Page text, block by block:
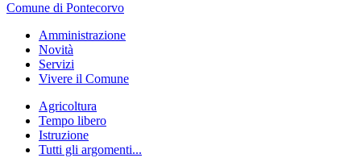
Comune di Pontecorvo
Amministrazione
Novità
Servizi
Vivere il Comune
Agricoltura
Tempo libero
Istruzione
Tutti gli argomenti...